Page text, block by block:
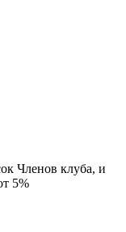
Членов клуба, и
5%